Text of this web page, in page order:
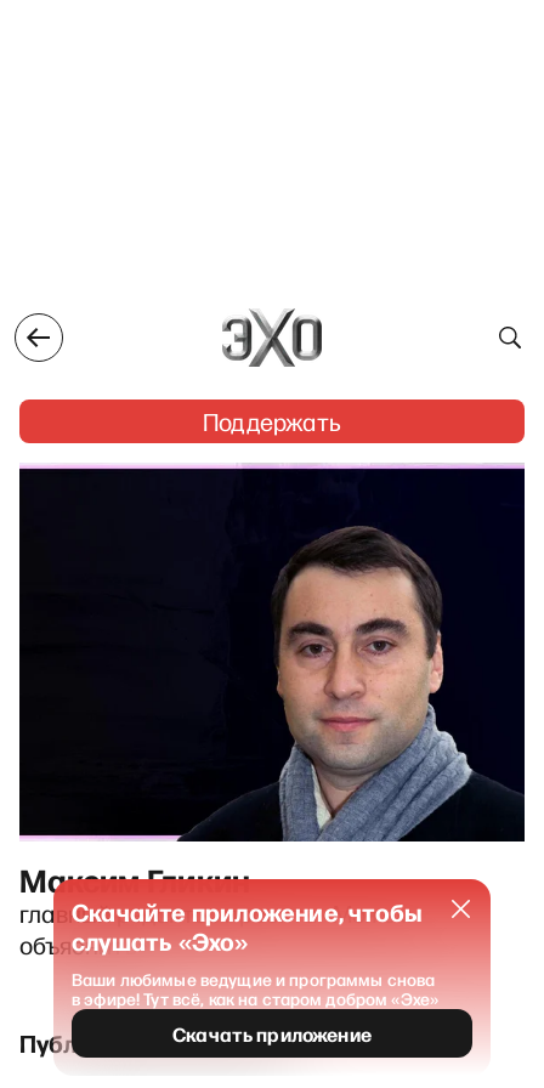
Поддержать
Максим Гликин
главный редактор проекта «Можем
объяснить»
Публикации и выпуски
Скачайте приложение, чтобы
слушать «Эхо»
Ваши любимые ведущие и программы снова
в эфире! Тут всё, как на старом добром «Эхе»
Скачать приложение